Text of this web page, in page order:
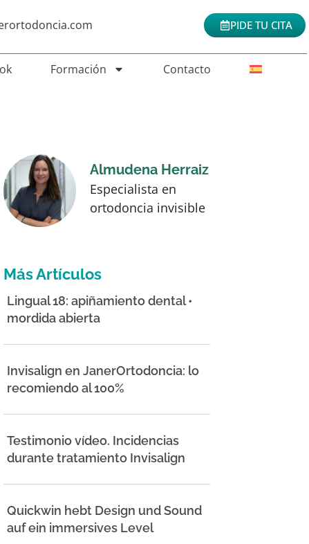
PIDE TU CITA
Formación Contacto
Almudena Herraiz
Especialista en
ortodoncia invisible
Más Artículos
Lingual 18: apiñamiento dental •
mordida abierta
Invisalign en JanerOrtodoncia: lo
recomiendo al 100%
Testimonio vídeo. Incidencias
durante tratamiento Invisalign
Quickwin hebt Design und Sound
auf ein immersives Level